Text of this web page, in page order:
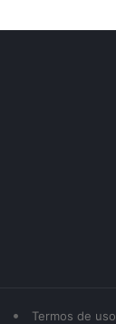
• Termos de uso